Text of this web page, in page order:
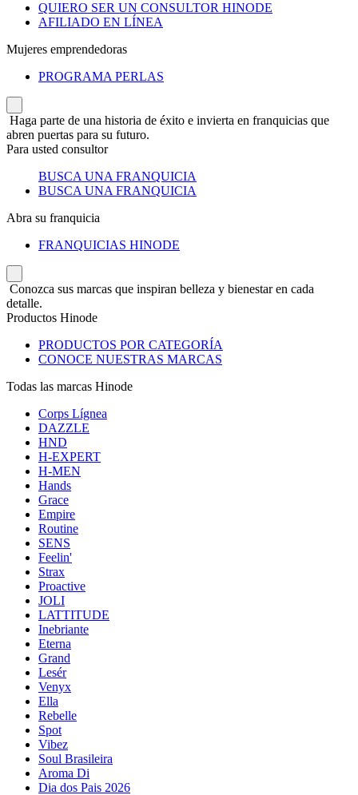
QUIERO SER UN CONSULTOR HINODE
AFILIADO EN LÍNEA
Mujeres emprendedoras
PROGRAMA PERLAS
Haga parte de una historia de éxito e invierta en franquicias que
abren puertas para su futuro.
Para usted consultor
BUSCA UNA FRANQUICIA
BUSCA UNA FRANQUICIA
Abra su franquicia
FRANQUICIAS HINODE
Conozca sus marcas que inspiran belleza y bienestar en cada
detalle.
Productos Hinode
PRODUCTOS POR CATEGORÍA
CONOCE NUESTRAS MARCAS
Todas las marcas Hinode
Corps Lígnea
DAZZLE
HND
H-EXPERT
H-MEN
Hands
Grace
Empire
Routine
SENS
Feelin'
Strax
Proactive
JOLI
LATTITUDE
Inebriante
Eterna
Grand
Lesér
Venyx
Ella
Rebelle
Spot
Vibez
Soul Brasileira
Aroma Di
Dia dos Pais 2026